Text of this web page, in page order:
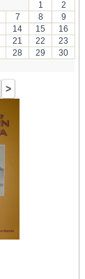
1
2
7 8
9
14 15
16
21 22
23
28 29
30